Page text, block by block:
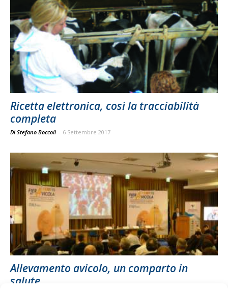
Ricetta elettronica, così la tracciabilità
completa
Di Stefano Boccoli - 6 Settembre 2017
Allevamento avicolo, un comparto in
salute